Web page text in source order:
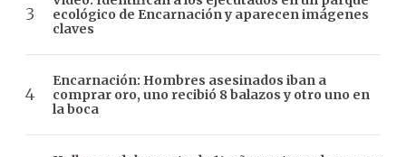
ecológico de Encarnación y aparecen imágenes
claves
Encarnación: Hombres asesinados iban a
comprar oro, uno recibió 8 balazos y otro uno en
la boca